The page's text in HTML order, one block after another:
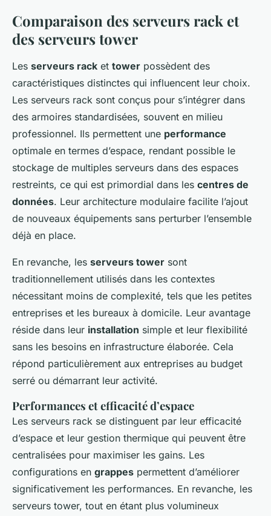
Rack ou serveur tower : quelle
est la meilleure option ?
Axel •30 mars 2025• 7 min de lecture
Comparaison des serveurs rack et
des serveurs tower
Les serveurs rack et tower possèdent des
caractéristiques distinctes qui influencent leur choix.
Les serveurs rack sont conçus pour s’intégrer dans
des armoires standardisées, souvent en milieu
professionnel. Ils permettent une performance
optimale en termes d’espace, rendant possible le
stockage de multiples serveurs dans des espaces
restreints, ce qui est primordial dans les centres de
données. Leur architecture modulaire facilite l’ajout
de nouveaux équipements sans perturber l’ensemble
déjà en place.
En revanche, les serveurs tower sont
traditionnellement utilisés dans les contextes
nécessitant moins de complexité, tels que les petites
entreprises et les bureaux à domicile. Leur avantage
réside dans leur installation simple et leur flexibilité
sans les besoins en infrastructure élaborée. Cela
répond particulièrement aux entreprises au budget
serré ou démarrant leur activité.
Performances et efficacité d’espace
Les serveurs rack se distinguent par leur efficacité
d’espace et leur gestion thermique qui peuvent être
centralisées pour maximiser les gains. Les
configurations en grappes permettent d’améliorer
significativement les performances. En revanche, les
serveurs tower, tout en étant plus volumineux